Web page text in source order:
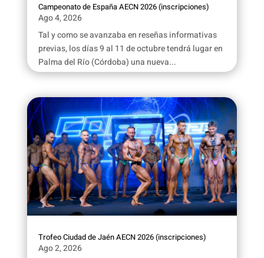
Campeonato de España AECN 2026 (inscripciones)
Ago 4, 2026
Tal y como se avanzaba en reseñas informativas
previas, los días 9 al 11 de octubre tendrá lugar en
Palma del Río (Córdoba) una nueva...
Trofeo Ciudad de Jaén AECN 2026 (inscripciones)
Ago 2, 2026